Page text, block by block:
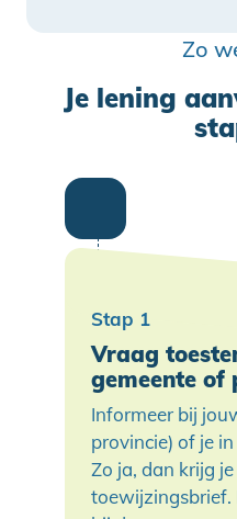
Zo
Je lening
Vraag
gemeente of
Informeer bij
provincie) of je
Zo ja, dan krijg je
toewijzingsbrief.